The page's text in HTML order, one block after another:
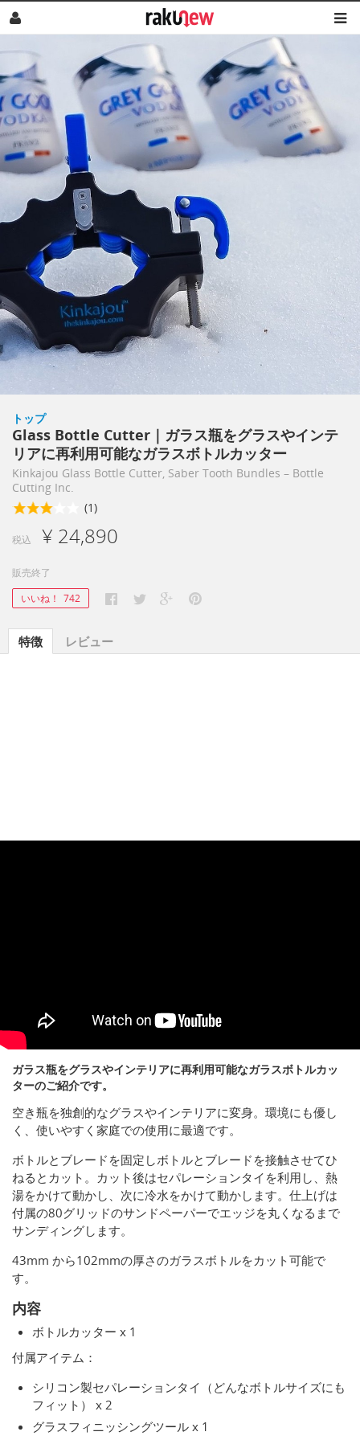
トップ
Glass Bottle Cutter｜ガラス瓶をグラスやインテ
リアに再利用可能なガラスボトルカッター
Kinkajou Glass Bottle Cutter, Saber Tooth Bundles – Bottle
Cutting Inc.
(1)
税込 ¥ 24,890
販売終了
いいね！ 742
特徴 レビュー
ガラス瓶をグラスやインテリアに再利用可能なガラスボトルカッ
ターのご紹介です。
空き瓶を独創的なグラスやインテリアに変身。環境にも優し
く、使いやすく家庭での使用に最適です。
ボトルとブレードを固定しボトルとブレードを接触させてひ
ねるとカット。カット後はセパレーションタイを利用し、熱
湯をかけて動かし、次に冷水をかけて動かします。仕上げは
付属の80グリッドのサンドペーパーでエッジを丸くなるまで
サンディングします。
43mm から102mmの厚さのガラスボトルをカット可能で
す。
内容
ボトルカッター x 1
付属アイテム：
シリコン製セパレーションタイ（どんなボトルサイズにも
フィット） x 2
グラスフィニッシングツール x 1